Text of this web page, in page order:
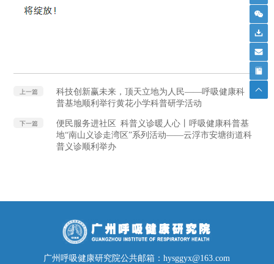
上一篇
科技创新赢未来，顶天立地为人民——呼吸健康科
普基地顺利举行黄花小学科普研学活动
下一篇
便民服务进社区 科普义诊暖人心丨呼吸健康科普基
地“南山义诊走湾区”系列活动——云浮市安塘街道科
普义诊顺利举办
广州呼吸健康研究院公共邮箱：hysggyx@163.com